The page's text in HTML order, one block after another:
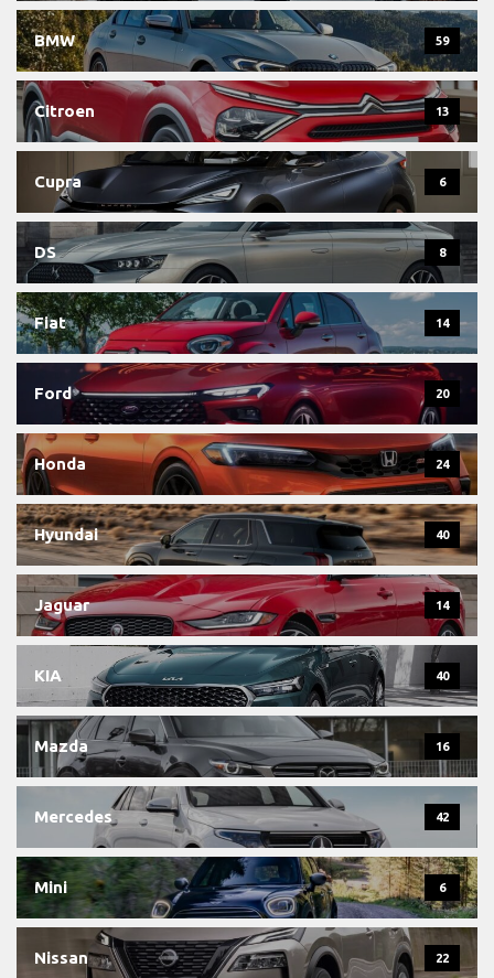
BMW 59
Citroen 13
Cupra 6
DS 8
Fiat 14
Ford 20
Honda 24
Hyundai 40
Jaguar 14
KIA 40
Mazda 16
Mercedes 42
Mini 6
Nissan 22